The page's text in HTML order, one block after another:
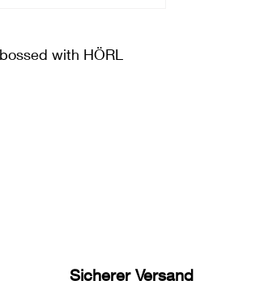
with HÖRL
Sicherer Versand